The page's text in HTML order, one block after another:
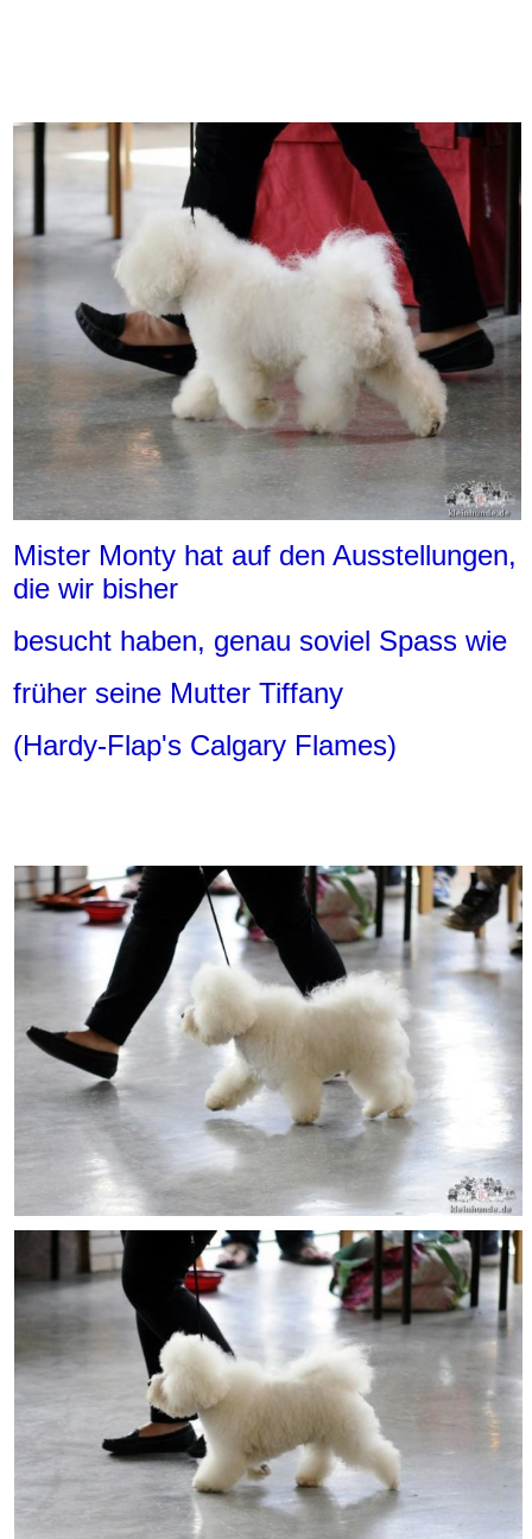
Mister Monty hat auf den Ausstellungen,
die wir bisher
besucht haben, genau soviel Spass wie
früher seine Mutter Tiffany
(Hardy-Flap's Calgary Flames)